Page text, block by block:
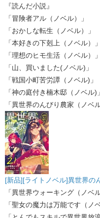
『読んだ小説』
「冒険者アル（ノベル）」
「おかしな転生（ノベル）」
「本好きの下剋上（ノベル）」
「理想のヒモ生活（ノベル）」
「山、買いました(ノベル)」
「戦国小町苦労譚（ノベル)」
「神の庭付き楠木邸（ノベル)」
「異世界のんびり農家（ノベル
[新品][ライトノベル]異世界の
「異世界ウォーキング（ノベル
「聖女の魔力は万能です（ノ